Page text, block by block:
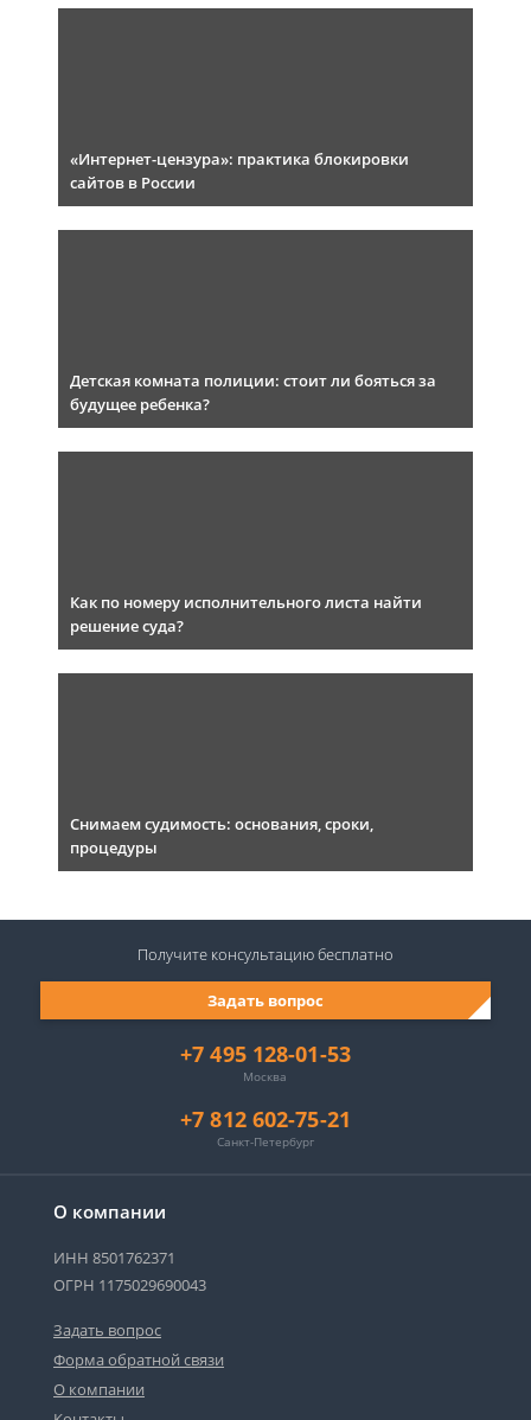
«Интернет-цензура»: практика блокировки
сайтов в России
Детская комната полиции: стоит ли бояться за
будущее ребенка?
Как по номеру исполнительного листа найти
решение суда?
Снимаем судимость: основания, сроки,
процедуры
О компании
ИНН 8501762371
ОГРН 1175029690043
Задать вопрос
Форма обратной связи
О компании
+7 495 128-01-53
Москва
+7 812 602-75-21
Санкт-Петербург
Задать вопрос
Получите консультациюбесплатно